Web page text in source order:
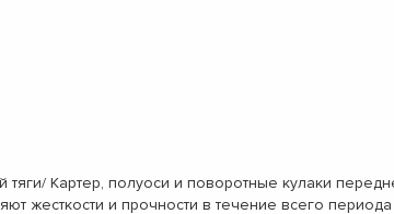
Картер, полуоси и поворотные кулаки
жесткости и прочности в течение всего периода